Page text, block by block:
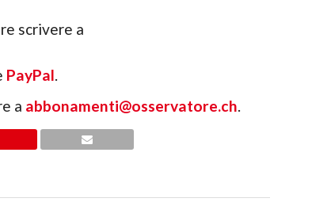
scrivere a
PayPal.
a abbonamenti@osservatore.ch.